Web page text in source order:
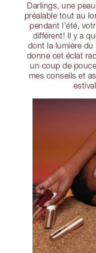
Darlings, une
préalable tout au
pendant l’été,
différent! Il y a
dont la lumière du
donne cet éclat
un coup de
mes conseils et